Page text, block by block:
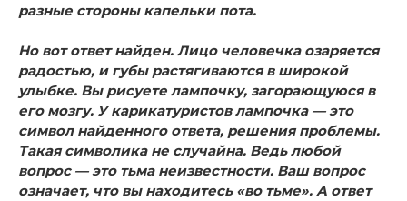
разные стороны капельки пота.
Но вот ответ найден. Лицо человечка озаряется
радостью, и губы растягиваются в широкой
улыбке. Вы рисуете лампочку, загорающуюся в
его мозгу. У карикатуристов лампочка — это
символ найденного ответа, решения проблемы.
Такая символика не случайна. Ведь любой
вопрос — это тьма неизвестности. Ваш вопрос
означает, что вы находитесь «во тьме». А ответ